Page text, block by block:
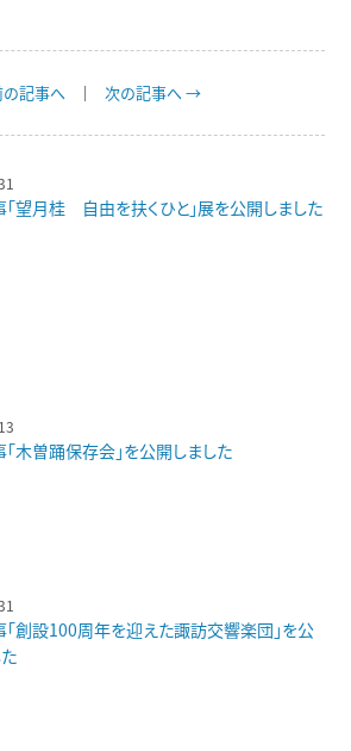
記事へ 次の記事へ →
望月桂 自由を扶くひと」展を公開しました
木曽踊保存会」を公開しました
創設100周年を迎えた諏訪交響楽団」を公